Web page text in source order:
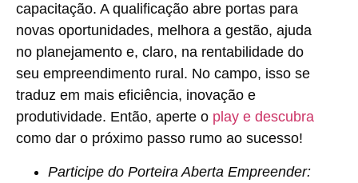
capacitação. A qualificação abre portas para
novas oportunidades, melhora a gestão, ajuda
no planejamento e, claro, na rentabilidade do
seu empreendimento rural. No campo, isso se
traduz em mais eficiência, inovação e
produtividade. Então, aperte o play e descubra
como dar o próximo passo rumo ao sucesso!
Participe do Porteira Aberta Empreender: